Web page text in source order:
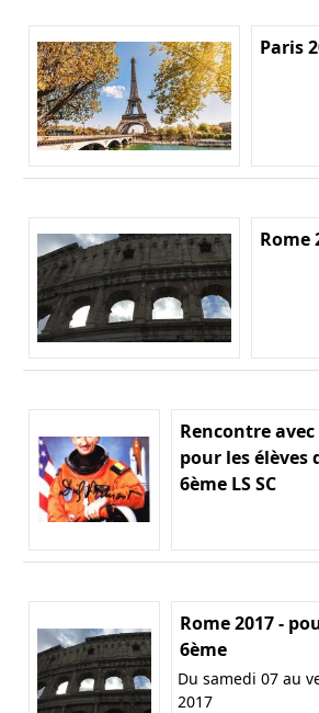
Paris
Rome
Rencontre
pour les élèves
6ème LS SC
Rome 2017 -
6ème
Du samedi 07 au
2017